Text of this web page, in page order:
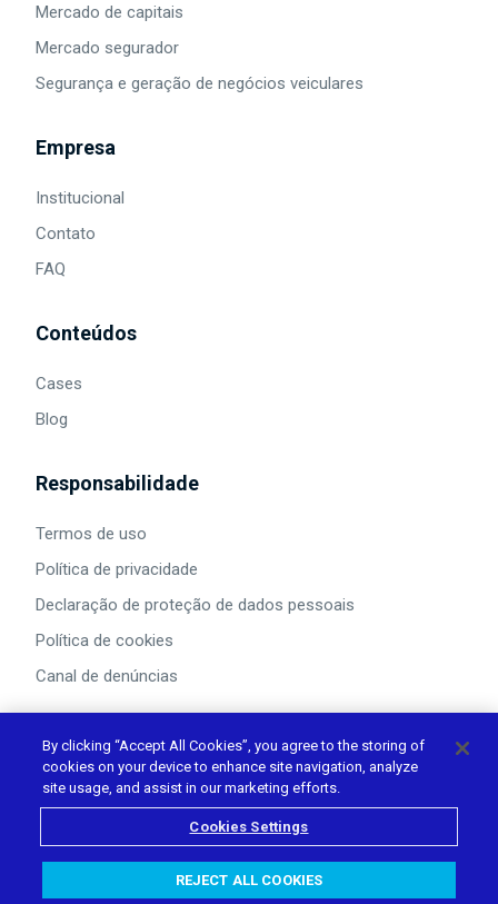
Mercado de capitais
Mercado segurador
Segurança e geração de negócios veiculares
Empresa
Institucional
Contato
FAQ
Conteúdos
Cases
Blog
Responsabilidade
Termos de uso
Política de privacidade
Declaração de proteção de dados pessoais
Política de cookies
Canal de denúncias
Acompanhe nas redes
By clicking “Accept All Cookies”, you agree to the storing of
cookies on your device to enhance site navigation, analyze
site usage, and assist in our marketing efforts.
Cookies Settings
REJECT ALL COOKIES